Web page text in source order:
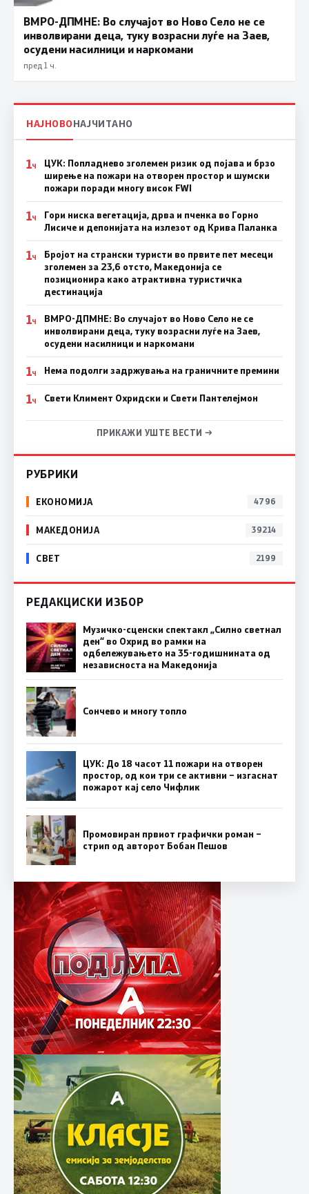
ВМРО-ДПМНЕ: Во случајот во Ново Село не се
инволвирани деца, туку возрасни луѓе на Заев,
осудени насилници и наркомани
пред 1 ч.
НАЈНОВОНАЈЧИТАНО
1Ч
ЦУК: Попладнево зголемен ризик од појава и брзо
ширење на пожари на отворен простор и шумски
пожари поради многу висок FWI
1Ч
Гори ниска вегетација, дрва и пченка во Горно
Лисиче и депонијата на излезот од Крива Паланка
1Ч
Бројот на странски туристи во првите пет месеци
зголемен за 23,6 отсто, Македонија се
позиционира како атрактивна туристичка
дестинација
1Ч
ВМРО-ДПМНЕ: Во случајот во Ново Село не се
инволвирани деца, туку возрасни луѓе на Заев,
осудени насилници и наркомани
1Ч Нема подолги задржувања на граничните премини
1Ч Свети Климент Охридски и Свети Пантелејмон
ПРИКАЖИ УШТЕ ВЕСТИ →
РУБРИКИ
ЕКОНОМИЈА 4796
МАКЕДОНИЈА 39214
СВЕТ 2199
РЕДАКЦИСКИ ИЗБОР
Музичко-сценски спектакл „Силно светнал
ден“ во Охрид во рамки на
одбележувањето на 35-годишнината од
независноста на Македонија
Сончево и многу топло
ЦУК: До 18 часот 11 пожари на отворен
простор, од кои три се активни – изгаснат
пожарот кај село Чифлик
Промовиран првиот графички роман –
стрип од авторот Бобан Пешов